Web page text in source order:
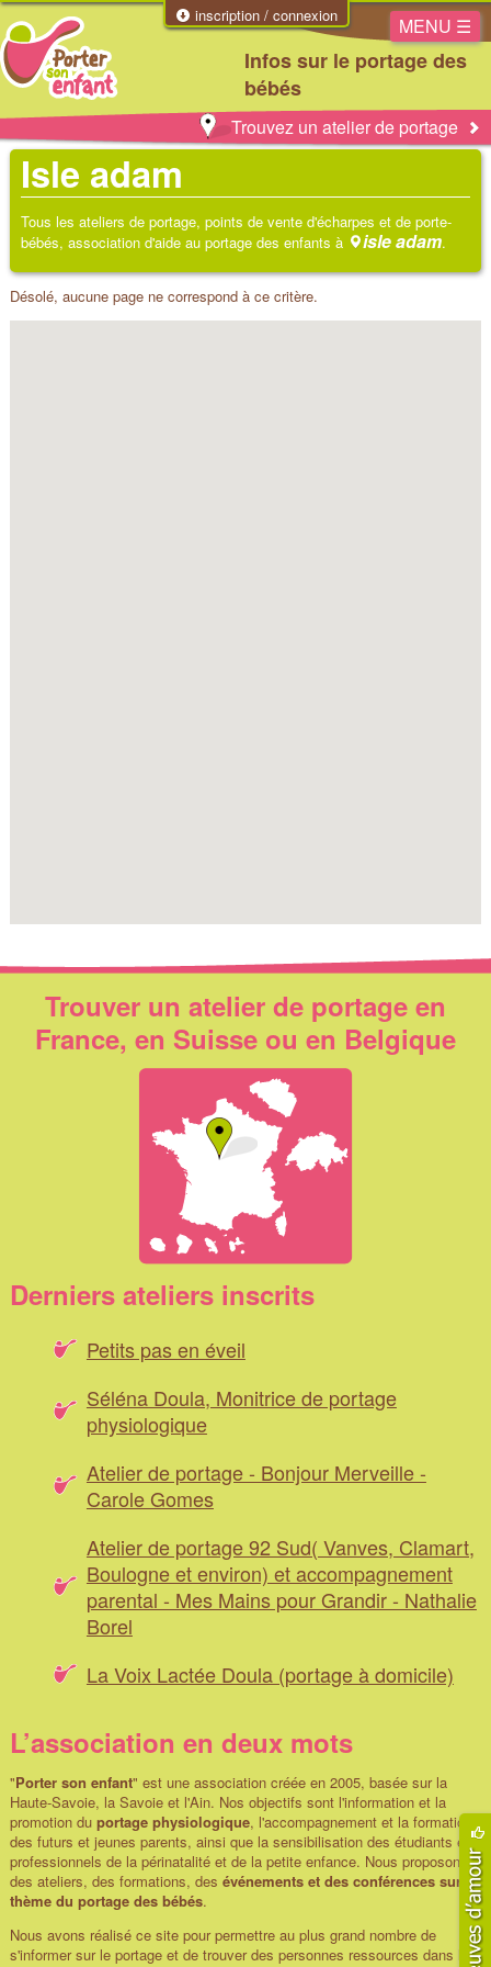
inscription / connexion
Infos sur le portage des
bébés
MENU ☰
Trouvez un atelier de portage
Isle adam
Tous les ateliers de portage, points de vente d'écharpes et de porte-
bébés, association d'aide au portage des enfants à
isle adam.
Désolé, aucune page ne correspond à ce critère.
Trouver un atelier de portage en
France, en Suisse ou en Belgique
Derniers ateliers inscrits
Petits pas en éveil
Séléna Doula, Monitrice de portage
physiologique
Atelier de portage - Bonjour Merveille -
Carole Gomes
Atelier de portage 92 Sud( Vanves, Clamart,
Boulogne et environ) et accompagnement
parental - Mes Mains pour Grandir - Nathalie
Borel
La Voix Lactée Doula (portage à domicile)
L’association en deux mots
"Porter son enfant" est une association créée en 2005, basée sur la
Haute-Savoie, la Savoie et l'Ain. Nos objectifs sont l'information et la
promotion du portage physiologique, l'accompagnement et la formation
des futurs et jeunes parents, ainsi que la sensibilisation des étudiants et
professionnels de la périnatalité et de la petite enfance. Nous proposons
des ateliers, des formations, des événements et des conférences sur le
thème du portage des bébés.
Nous avons réalisé ce site pour permettre au plus grand nombre de
s'informer sur le portage et de trouver des personnes ressources dans leur